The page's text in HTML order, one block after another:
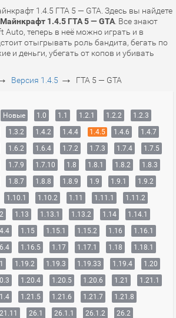
1.4.5 ГТА 5 — GTA. Здесь вы найдете
1.4.5 ГТА 5 — GTA . Все знают
Auto, теперь в неё можно играть и в
отыгрывать роль бандита, бегать по
и деньги, убегать от копов и убивать
Версия 1.4.5 → ГТА 5 — GTA
Новые 1.0 1.1 1.2.1 1.2.2
1.2.3
1.3.2 1.4.2 1.4.4 1.4.5 1.4.6
1.4.7
1.6.2 1.6.4 1.7.2 1.7.3 1.7.4
1.7.5
1.7.9 1.7.10 1.8 1.8.1 1.8.2
1.8.3
1.8.7 1.8.8 1.8.9 1.9 1.9.1
1.9.2
1.10.1 1.10.2 1.11 1.11.1
1.11.2
1.13 1.13.1 1.13.2 1.14
1.14.1
1.15 1.15.1 1.15.2 1.16
1.16.1
1.16.5 1.17 1.17.1 1.18
1.18.1
1.19.2 1.19.3 1.19.33 1.19.4
1.20
1.20.4 1.20.5 1.20.6 1.21
1.21.1
1.21.5 1.21.6 1.21.7
1.21.8
26.1 26.1.1 26.1.2 26.2